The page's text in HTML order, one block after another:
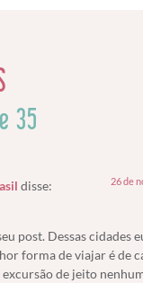
35
disse: 26 de
post. Dessas cidades
forma de viajar é de
excursão de jeito